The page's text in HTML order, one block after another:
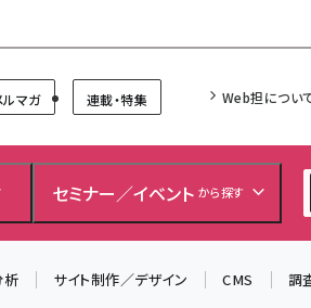
マガ 連載・特集 Web担につい
セミナー／イベント から探す
析 サイト制作／デザイン CMS 調
活用するための考え方を学べ
× マーケティング フォーラム